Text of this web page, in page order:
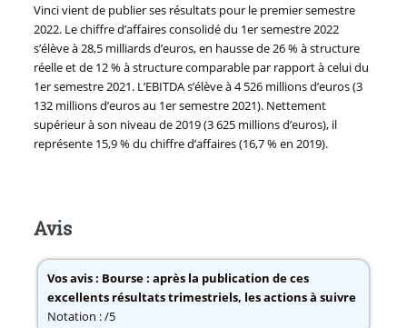
Vinci vient de publier ses résultats pour le premier semestre
2022. Le chiffre d’affaires consolidé du 1er semestre 2022
s’élève à 28,5 milliards d’euros, en hausse de 26 % à structure
réelle et de 12 % à structure comparable par rapport à celui du
1er semestre 2021. L’EBITDA s’élève à 4 526 millions d’euros (3
132 millions d’euros au 1er semestre 2021). Nettement
supérieur à son niveau de 2019 (3 625 millions d’euros), il
représente 15,9 % du chiffre d’affaires (16,7 % en 2019).
Avis
Vos avis : Bourse : après la publication de ces
excellents résultats trimestriels, les actions à suivre
Notation : /5